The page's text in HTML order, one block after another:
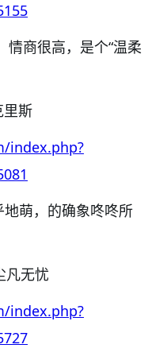
商很高，是个“温柔
斯
index.php?
萌，的确象咚咚所
凡无忧
index.php?